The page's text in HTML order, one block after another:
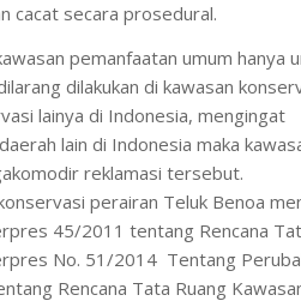
cacat secara prosedural.
pemanfaatan umum hanya
dilakukan di kawasan
lainya di Indonesia, mengingat
lain di Indonesia maka
reklamasi tersebut.
perairan Teluk Benoa
45/2011 tentang Rencana
No. 51/2014 Tentang
Rencana Tata Ruang